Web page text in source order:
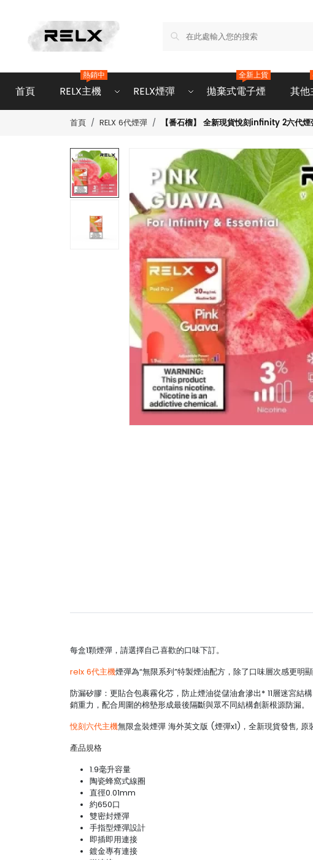
首頁 RELX主機
熱銷中
RELX煙彈 拋棄式電子煙
全新上貨
其他
首頁 RELX 6代煙彈 【番石榴】 全新現貨悅刻infinity 2六代
每盒1顆煙彈，請選擇自己喜歡的口味下訂。
relx 6代主機煙彈為“無限系列”特製煙油配方，除了口味層次感更明
防漏矽膠：更貼合包裹霧化芯，防止煙油從儲油倉滲出* 11層迷宮
銷重力，配合周圍的棉墊形成最後隔斷與眾不同結構創新根源防漏。
悅刻六代主機無限盒裝煙彈 海外英文版 (煙彈x1)，全新現貨發售, 原
產品規格
1.9毫升容量
陶瓷蜂窩式線圈
直徑0.01mm
約650口
雙密封煙彈
手指型煙彈設計
即插即用連接
鍍金專有連接